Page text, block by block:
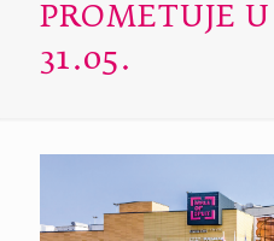
PROMETUJE
31.05.